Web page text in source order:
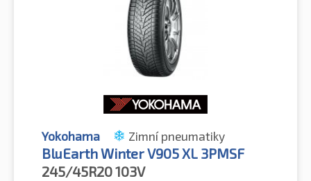
Yokohama Zimní pneumatiky
BluEarth Winter V905 XL 3PMSF
245/45R20103V